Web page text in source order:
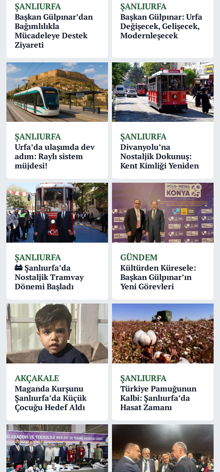
ŞANLIURFA
Başkan Gülpınar’dan
Bağımlılıkla
Mücadeleye Destek
Ziyareti
ŞANLIURFA
Başkan Gülpınar: Urfa
Değişecek, Gelişecek,
Modernleşecek
ŞANLIURFA
Urfa’da ulaşımda dev
adım: Raylı sistem
müjdesi!
ŞANLIURFA
Divanyolu’na
Nostaljik Dokunuş:
Kent Kimliği Yeniden
ŞANLIURFA
🚋 Şanlıurfa’da
Nostaljik Tramvay
Dönemi Başladı
GÜNDEM
Kültürden Küresele:
Başkan Gülpınar’ın
Yeni Görevleri
AKÇAKALE
Maganda Kurşunu
Şanlıurfa’da Küçük
Çocuğu Hedef Aldı
ŞANLIURFA
Türkiye Pamuğunun
Kalbi: Şanlıurfa’da
Hasat Zamanı